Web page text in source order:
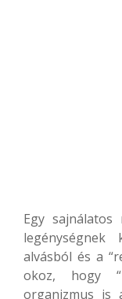
Egy
alvásból és a
okoz, hogy
organizmus is